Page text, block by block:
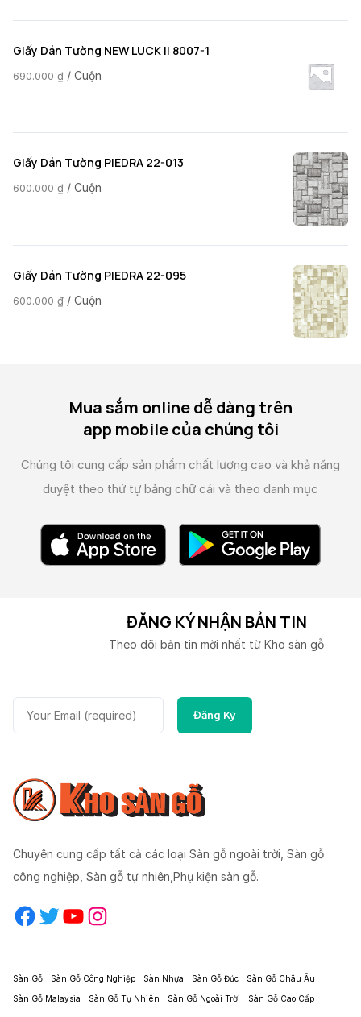
Giấy Dán Tường NEW LUCK II 8007-1
690.000 ₫ / Cuộn
Giấy Dán Tường PIEDRA 22-013
600.000 ₫ / Cuộn
Giấy Dán Tường PIEDRA 22-095
600.000 ₫ / Cuộn
Mua sắm online dễ dàng trên
app mobile của chúng tôi
Chúng tôi cung cấp sản phẩm chất lượng cao và khả năng
duyệt theo thứ tự bảng chữ cái và theo danh mục
ĐĂNG KÝ NHẬN BẢN TIN
Theo dõi bản tin mời nhất từ Kho sàn gỗ
Chuyên cung cấp tất cả các loại Sàn gỗ ngoài trời, Sàn gỗ
công nghiệp, Sàn gỗ tự nhiên,Phụ kiện sàn gỗ.
Facebook Twitter YouTube Instagram
Sàn Gỗ Sàn Gỗ Công Nghiệp Sàn Nhựa Sàn Gỗ Đức Sàn Gỗ Châu Âu
Sàn Gỗ Malaysia Sàn Gỗ Tự Nhiên Sàn Gỗ Ngoài Trời Sàn Gỗ Cao Cấp